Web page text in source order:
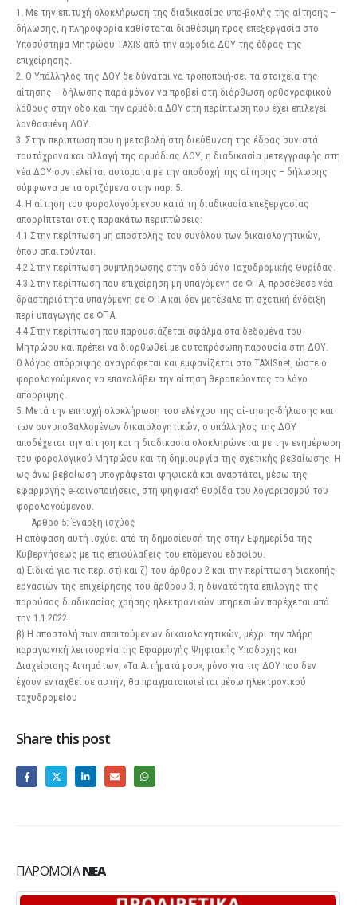
1. Με την επιτυχή ολοκλήρωση της διαδικασίας υπο-βολής της αίτησης –
δήλωσης, η πληροφορία καθίσταται διαθέσιμη προς επεξεργασία στο
Υποσύστημα Μητρώου TAXIS από την αρμόδια ΔΟΥ της έδρας της
επιχείρησης.
2. Ο Υπάλληλος της ΔΟΥ δε δύναται να τροποποιή-σει τα στοιχεία της
αίτησης – δήλωσης παρά μόνον να προβεί στη διόρθωση ορθογραφικού
λάθους στην οδό και την αρμόδια ΔΟΥ στη περίπτωση που έχει επιλεγεί
λανθασμένη ΔΟΥ.
3. Στην περίπτωση που η μεταβολή στη διεύθυνση της έδρας συνιστά
ταυτόχρονα και αλλαγή της αρμόδιας ΔΟΥ, η διαδικασία μετεγγραφής στη
νέα ΔΟΥ συντελείται αυτόματα με την αποδοχή της αίτησης – δήλωσης
σύμφωνα με τα οριζόμενα στην παρ. 5.
4. Η αίτηση του φορολογούμενου κατά τη διαδικασία επεξεργασίας
απορρίπτεται στις παρακάτω περιπτώσεις:
4.1 Στην περίπτωση μη αποστολής του συνόλου των δικαιολογητικών,
όπου απαιτούνται.
4.2 Στην περίπτωση συμπλήρωσης στην οδό μόνο Ταχυδρομικής Θυρίδας.
4.3 Στην περίπτωση που επιχείρηση μη υπαγόμενη σε ΦΠΑ, προσέθεσε νέα
δραστηριότητα υπαγόμενη σε ΦΠΑ και δεν μετέβαλε τη σχετική ένδειξη
περί υπαγωγής σε ΦΠΑ.
4.4 Στην περίπτωση που παρουσιάζεται σφάλμα στα δεδομένα του
Μητρώου και πρέπει να διορθωθεί με αυτοπρόσωπη παρουσία στη ΔΟΥ.
Ο λόγος απόρριψης αναγράφεται και εμφανίζεται στο TAXISnet, ώστε ο
φορολογούμενος να επαναλάβει την αίτηση θεραπεύοντας το λόγο
απόρριψης.
5. Μετά την επιτυχή ολοκλήρωση του ελέγχου της αί-τησης-δήλωσης και
των συνυποβαλλομένων δικαιολογητικών, ο υπάλληλος της ΔΟΥ
αποδέχεται την αίτηση και η διαδικασία ολοκληρώνεται με την ενημέρωση
του φορολογικού Μητρώου και τη δημιουργία της σχετικής βεβαίωσης. Η
ως άνω βεβαίωση υπογράφεται ψηφιακά και αναρτάται, μέσω της
εφαρμογής e-κοινοποιήσεις, στη ψηφιακή θυρίδα του λογαριασμού του
φορολογούμενου.
Άρθρο 5: Έναρξη ισχύος
Η απόφαση αυτή ισχύει από τη δημοσίευσή της στην Εφημερίδα της
Κυβερνήσεως με τις επιφύλαξεις του επόμενου εδαφίου.
α) Ειδικά για τις περ. στ) και ζ) του άρθρου 2 και την περίπτωση διακοπής
εργασιών της επιχείρησης του άρθρου 3, η δυνατότητα επιλογής της
παρούσας διαδικασίας χρήσης ηλεκτρονικών υπηρεσιών παρέχεται από
την 1.1.2022.
β) Η αποστολή των απαιτούμενων δικαιολογητικών, μέχρι την πλήρη
παραγωγική λειτουργία της Εφαρμογής Ψηφιακής Υποδοχής και
Διαχείρισης Αιτημάτων, «Τα Αιτήματά μου», μόνο για τις ΔΟΥ που δεν
έχουν ενταχθεί σε αυτήν, θα πραγματοποιείται μέσω ηλεκτρονικού
ταχυδρομείου
Share this post
ΠΑΡΌΜΟΙΑΝΈΑ